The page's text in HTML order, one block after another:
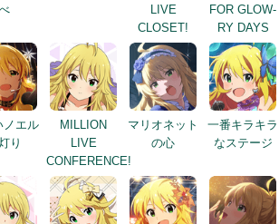
LIVE
CLOSET!
FOR GLOW-
RY DAYS
ノエル
り
MILLION
LIVE
CONFERENCE!
マリオネット
の心
一番キラキラ
なステージ